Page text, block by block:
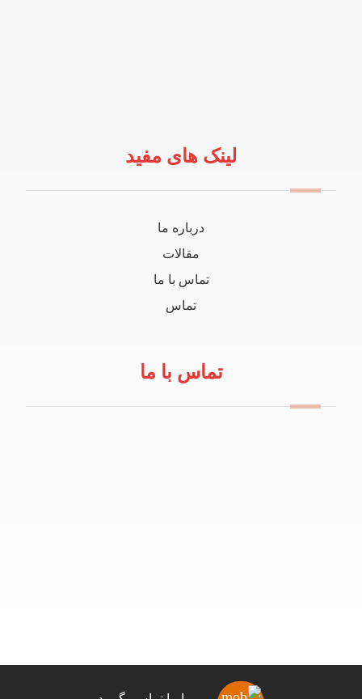
لینک های مفید
درباره ما
مقالات
تماس با ما
تماس
تماس با ما